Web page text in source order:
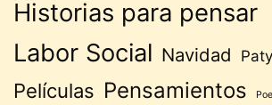
Historias para pensar
Labor Social Navidad
Películas Pensamientos